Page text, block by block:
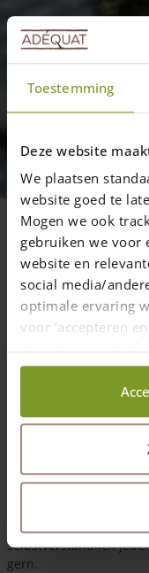
Toestemming
Deze website
We plaatsen
website goed te
Mogen we ook
gebruiken we voor
website en
social media/
optimale ervaring
voor ‘accepteren
Kies dan voor ‘zelf
wij wel mogen
Aktuell
Video:
–
Video-
2 Oktober 2017 —
1 min Lesezeit
Video
befestigen
In diesem Video
selbstverständlich
gern.